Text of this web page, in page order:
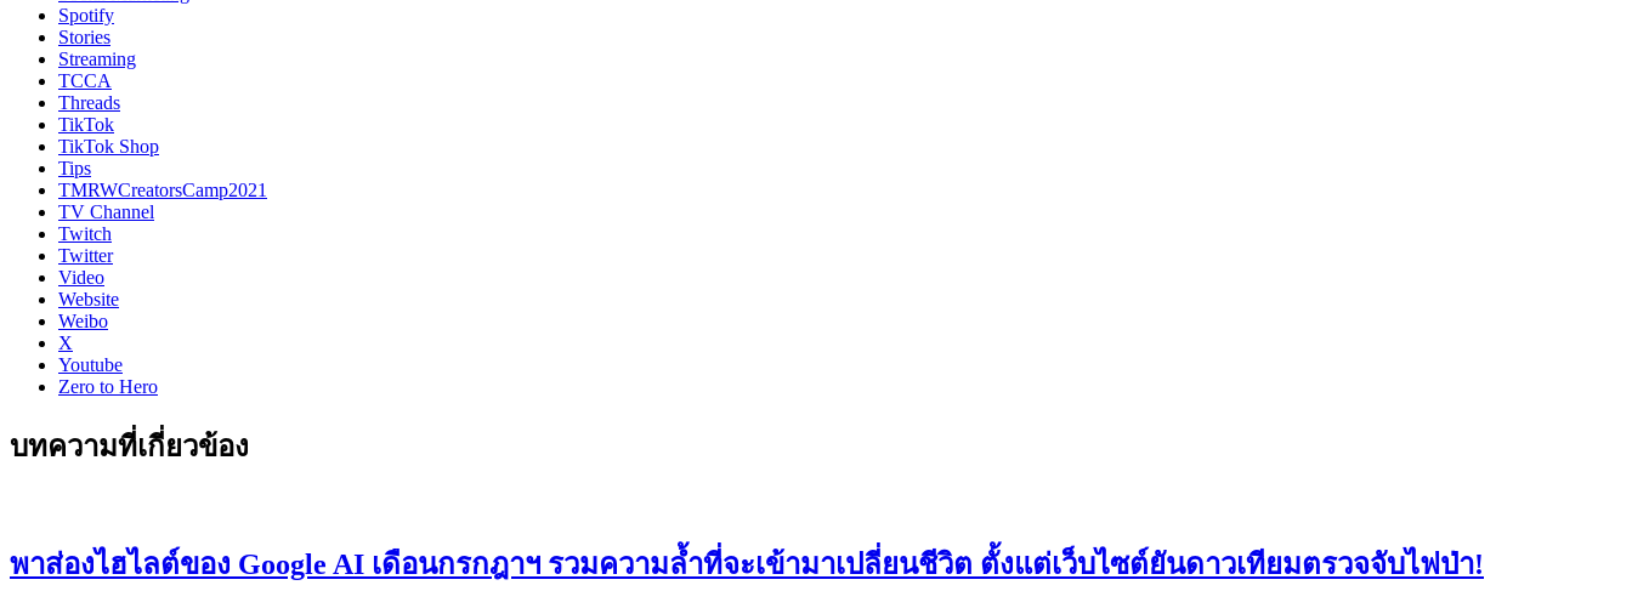
Spotify
Stories
Streaming
TCCA
Threads
TikTok
TikTok Shop
Tips
TMRWCreatorsCamp2021
TV Channel
Twitch
Twitter
Video
Website
Weibo
X
Youtube
Zero to Hero
บทความที่เกี่ยวข้อง
พาส่องไฮไลต์ของ Google AI เดือนกรกฎาฯ รวมความล้ำที่จะเข้ามาเปลี่ยนชีวิต ตั้งแต่เว็บไซต์ยันดาวเทียมตรวจจับไฟป่า!